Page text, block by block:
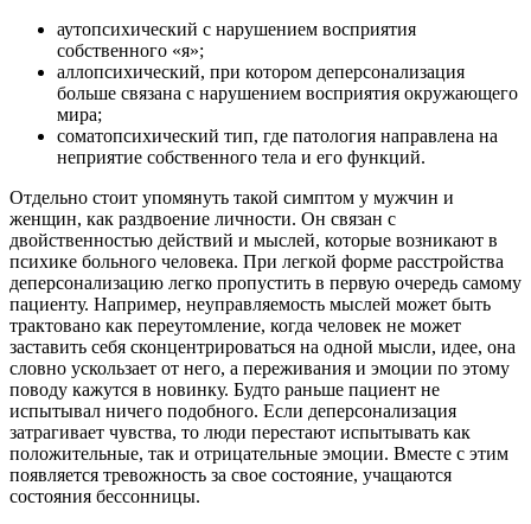
аутопсихический с нарушением восприятия
собственного «я»;
аллопсихический, при котором деперсонализация
больше связана с нарушением восприятия окружающего
мира;
соматопсихический тип, где патология направлена на
неприятие собственного тела и его функций.
Отдельно стоит упомянуть такой симптом у мужчин и
женщин, как раздвоение личности. Он связан с
двойственностью действий и мыслей, которые возникают в
психике больного человека. При легкой форме расстройства
деперсонализацию легко пропустить в первую очередь самому
пациенту. Например, неуправляемость мыслей может быть
трактовано как переутомление, когда человек не может
заставить себя сконцентрироваться на одной мысли, идее, она
словно ускользает от него, а переживания и эмоции по этому
поводу кажутся в новинку. Будто раньше пациент не
испытывал ничего подобного. Если деперсонализация
затрагивает чувства, то люди перестают испытывать как
положительные, так и отрицательные эмоции. Вместе с этим
появляется тревожность за свое состояние, учащаются
состояния бессонницы.